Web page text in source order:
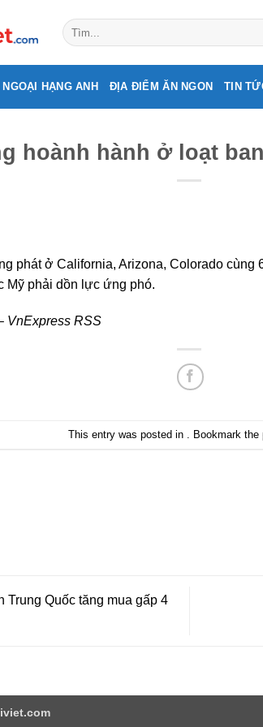
NGOẠI HẠNG ANH ĐỊA ĐIỂM ĂN NGON TIN
hoành hành ở loạt
phát ở California, Arizona, Colorado cùng
Mỹ phải dồn lực ứng phó.
VnExpress RSS
This entry was posted in . Bookmark the
Trung Quốc tăng mua gấp 4